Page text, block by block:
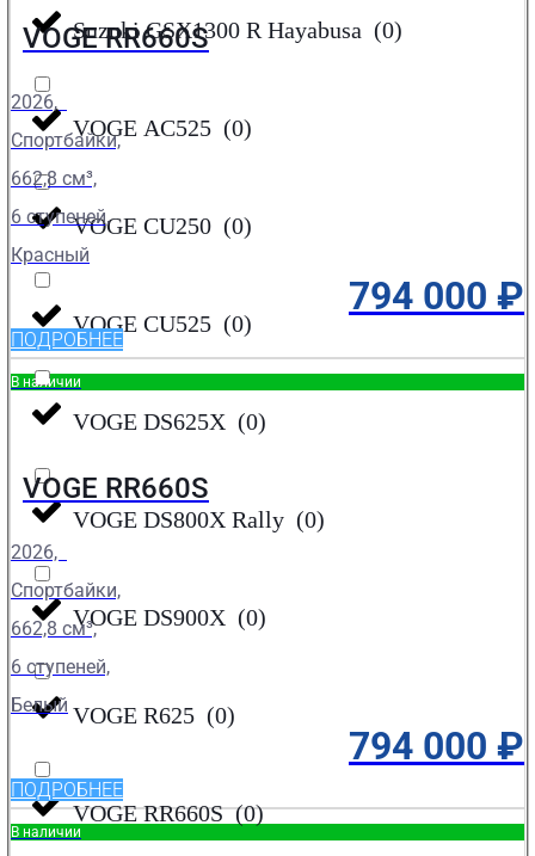
Suzuki GSX1300 R Hayabusa (0)
VOGE AC525 (0)
VOGE CU250 (0)
VOGE CU525 (0)
VOGE DS625X (0)
VOGE DS800X Rally (0)
VOGE DS900X (0)
VOGE R625 (0)
VOGE RR660S (0)
VOGE RR660S
2026,
Спортбайки,
662,8 см³,
6 ступеней,
Красный
794 000 ₽
ПОДРОБНЕЕ
В наличии
VOGE RR660S
2026,
Спортбайки,
662,8 см³,
6 ступеней,
Белый
794 000 ₽
ПОДРОБНЕЕ
В наличии